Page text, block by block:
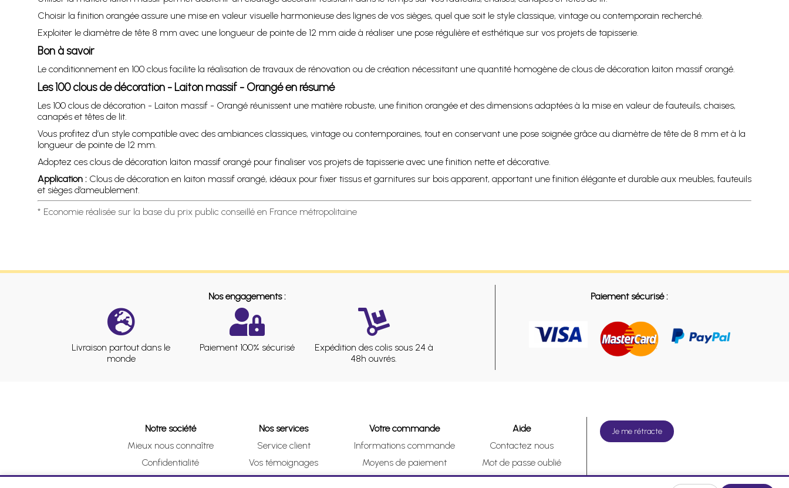
Choisir la finition orangée assure une mise en valeur visuelle harmonieuse des lignes de vos sièges, quel que soit le style classique, vintage ou contemporain recherché.
Exploiter le diamètre de tête 8 mm avec une longueur de pointe de 12 mm aide à réaliser une pose régulière et esthétique sur vos projets de tapisserie.
Bon à savoir
Le conditionnement en 100 clous facilite la réalisation de travaux de rénovation ou de création nécessitant une quantité homogène de clous de décoration laiton massif orangé.
Les 100 clous de décoration - Laiton massif - Orangé en résumé
Les 100 clous de décoration - Laiton massif - Orangé réunissent une matière robuste, une finition orangée et des dimensions adaptées à la mise en valeur de fauteuils, chaises,
canapés et têtes de lit.
Vous profitez d’un style compatible avec des ambiances classiques, vintage ou contemporaines, tout en conservant une pose soignée grâce au diamètre de tête de 8 mm et à la
longueur de pointe de 12 mm.
Adoptez ces clous de décoration laiton massif orangé pour finaliser vos projets de tapisserie avec une finition nette et décorative.
Application :Clous de décoration en laiton massif orangé, idéaux pour fixer tissus et garnitures sur bois apparent, apportant une finition élégante et durable aux meubles, fauteuils
et sièges d’ameublement.
* Economie réalisée sur la base du prix public conseillé en France métropolitaine
Nos engagements :
Livraison partout dans le
monde
Paiement 100% sécurisé
Expédition des colis sous 24 à
48h ouvrés.
Paiement sécurisé :
Notre société
Mieux nous connaître
Confidentialité
CGV
Nos services
Service client
Vos témoignages
Clic & Collect (DRIVE)
Votre commande
Informations commande
Moyens de paiement
Suivre vos achats
Aide
Contactez nous
Mot de passe oublié
Je me rétracte
Je me rétracte